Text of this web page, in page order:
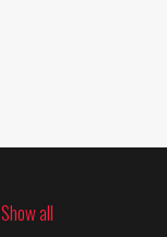
Show all